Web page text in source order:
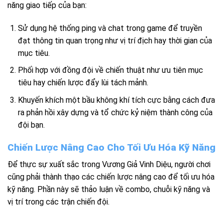
năng giao tiếp của bạn:
Sử dụng hệ thống ping và chat trong game để truyền
đạt thông tin quan trọng như vị trí địch hay thời gian của
mục tiêu.
Phối hợp với đồng đội về chiến thuật như ưu tiên mục
tiêu hay chiến lược đẩy lùi tách mảnh.
Khuyến khích một bầu không khí tích cực bằng cách đưa
ra phản hồi xây dựng và tổ chức kỷ niệm thành công của
đội bạn.
Chiến Lược Nâng Cao Cho Tối Ưu Hóa Kỹ Năng
Để thực sự xuất sắc trong Vương Giả Vinh Diệu, người chơi
cũng phải thành thạo các chiến lược nâng cao để tối ưu hóa
kỹ năng. Phần này sẽ thảo luận về combo, chuỗi kỹ năng và
vị trí trong các trận chiến đội.